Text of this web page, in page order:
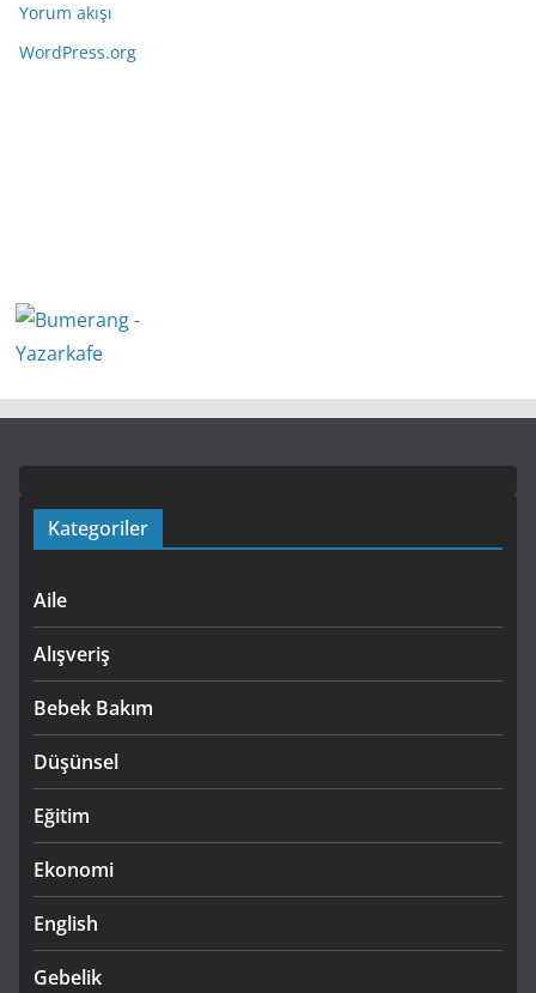
Yorum akışı
WordPress.org
Kategoriler
Aile
Alışveriş
Bebek Bakım
Düşünsel
Eğitim
Ekonomi
English
Gebelik